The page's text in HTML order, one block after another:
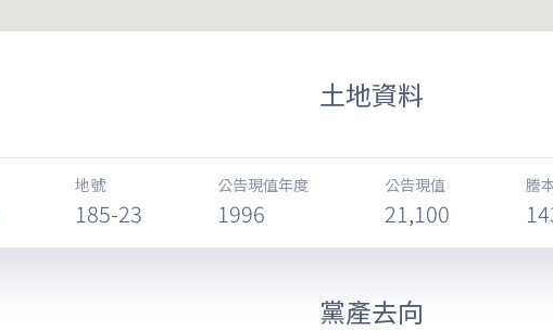
土地資料
地號
185-23
公告現值年度
1996
公告現值
21,100
謄
黨產去向